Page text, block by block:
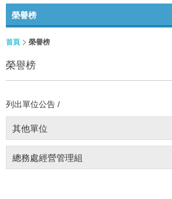
榮譽榜
首頁 榮譽榜
榮譽榜
列出單位公告 /
其他單位
總務處經營管理組